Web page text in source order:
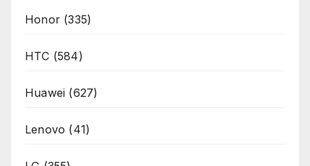
Honor (335)
HTC (584)
Huawei (627)
Lenovo (41)